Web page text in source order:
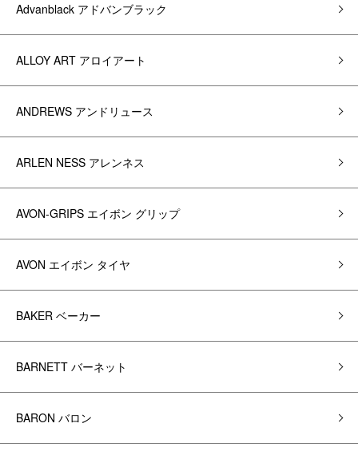
Advanblack アドバンブラック
ALLOY ART アロイアート
ANDREWS アンドリュース
ARLEN NESS アレンネス
AVON-GRIPS エイボン グリップ
AVON エイボン タイヤ
BAKER ベーカー
BARNETT バーネット
BARON バロン